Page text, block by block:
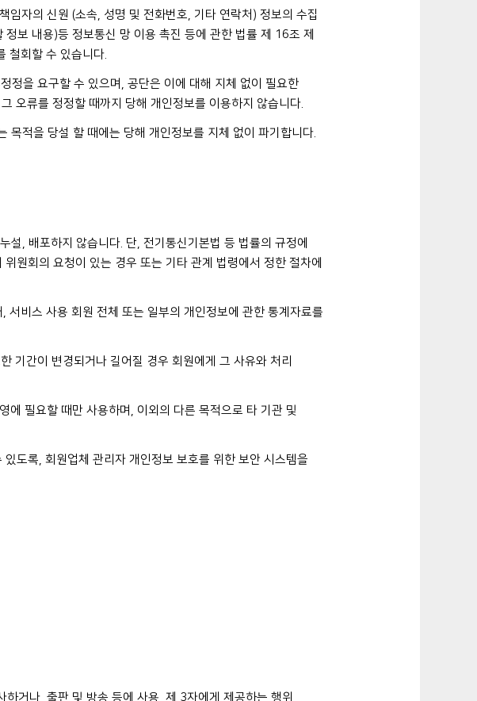
자의 신원 (소속, 성명 및 전화번호, 기타 연락처) 정보의 수집
보 내용)등 정보통신 망 이용 촉진 등에 관한 법률 제 16조 제
철회할 수 있습니다.
정을 요구할 수 있으며, 공단은 이에 대해 지체 없이 필요한
오류를 정정할 때까지 당해 개인정보를 이용하지 않습니다.
적을 당설 할 때에는 당해 개인정보를 지체 없이 파기합니다.
, 배포하지 않습니다. 단, 전기통신기본법 등 법률의 규정에
원회의 요청이 있는 경우 또는 기타 관계 법령에서 정한 절차에
비스 사용 회원 전체 또는 일부의 개인정보에 관한 통계자료를
기간이 변경되거나 길어질 경우 회원에게 그 사유와 처리
필요할 때만 사용하며, 이외의 다른 목적으로 타 기관 및
도록, 회원업체 관리자 개인정보 보호를 위한 보안 시스템을
거나, 출판 및 방송 등에 사용, 제 3자에게 제공하는 행위